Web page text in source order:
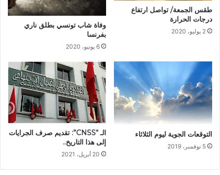
طقس الجمعة/ تواصل ارتفاع
درجات الحرارة
2 يوليو، 2020
وفاة شاب تونسي بطلق ناري
بفرنسا
6 يونيو، 2020
التوقعات الجوية ليوم الثلاثاء
5 نوفمبر، 2019
الـ “CNSS”: تقديم صرف الجرايات
إلى هذا التاريخ..
20 أبريل، 2021